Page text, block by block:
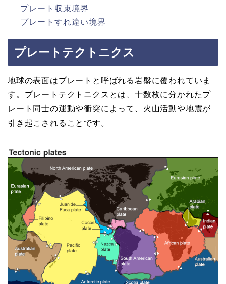
プレート収束境界
プレートすれ違い境界
プレートテクトニクス
地球の表面はプレートと呼ばれる岩盤に覆われていま
す。プレートテクトニクスとは、十数枚に分かれたプ
レート同士の運動や衝突によって、火山活動や地震が
引き起こされることです。